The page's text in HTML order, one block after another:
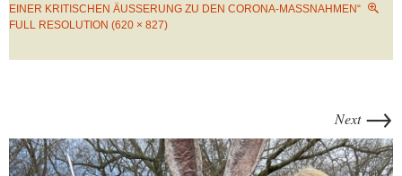
EINER KRITISCHEN ÄUSSERUNG ZU DEN CORONA-MASSNAHMEN“
FULL RESOLUTION (620 × 827)
Next →